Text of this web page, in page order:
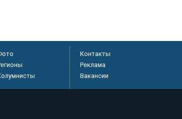
Контакты
Реклама
Вакансии